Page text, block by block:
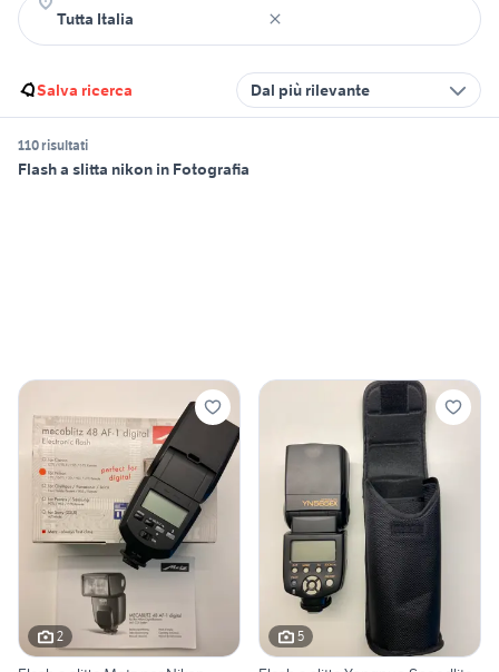
Salva ricerca Dal più rilevante
110 risultati
Flash a slitta nikon in Fotografia
2 5